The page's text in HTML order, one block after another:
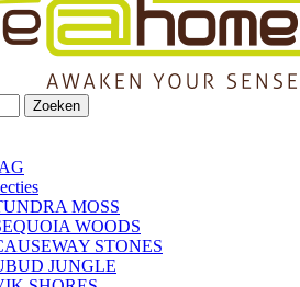
Zoeken
MOSS
WOODS
STONES
JUNGLE